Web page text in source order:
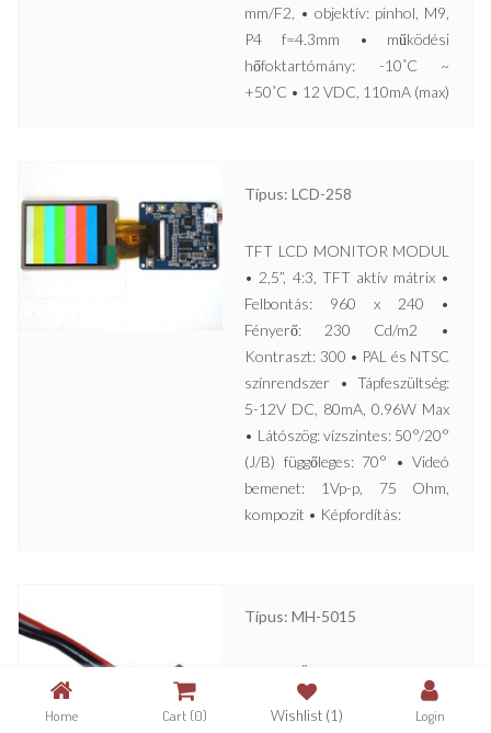
mm/F2, • objektív: pinhol, M9,
P4 f=4.3mm • működési
hőfoktartómány: -10˚C ~
+50˚C • 12 VDC, 110mA (max)
Típus: LCD-258
TFT LCD MONITOR MODUL
• 2,5”, 4:3, TFT aktív mátrix •
Felbontás: 960 x 240 •
Fényerő: 230 Cd/m2 •
Kontraszt: 300 • PAL és NTSC
színrendszer • Tápfeszültség:
5-12V DC, 80mA, 0.96W Max
• Látószög: vízszintes: 50°/20°
(J/B) függőleges: 70° • Videó
bemenet: 1Vp-p, 75 Ohm,
kompozit • Képfordítás:
Típus: MH-5015
MINIATŰR HANGMODUL •
Kis méret • 12V DC • 20Hz –
16000Hz • Jel/zaj arány jobb,
Home Cart (0) Wishlist (1) Login